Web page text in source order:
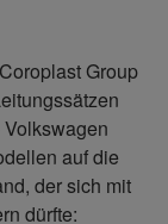
Group
auf die
der sich mit
dürfte: